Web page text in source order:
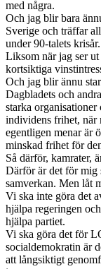
med några.
Och jag blir bara
Sverige och träffar
under 90-talets krisår.
Liksom när jag ser
kortsiktiga
Och jag blir ännu
Dagbladets och
starka
individens frihet, när
egentligen menar är
minskad frihet för
Så därför, kamrater,
Därför är det för mig
samverkan. Men låt
Vi ska inte göra det
hjälpa regeringen
hjälpa partiet.
Vi ska göra det för
socialdemokratin är
att långsiktigt